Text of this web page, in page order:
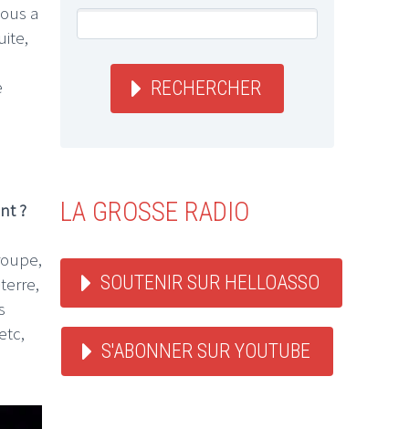
a
?
RECHERCHER
LA GROSSE RADIO
SOUTENIR SUR HELLOASSO
S'ABONNER SUR YOUTUBE